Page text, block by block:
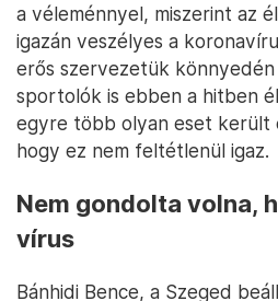
a véleménnyel, miszerint az
igazán veszélyes a
erős szervezetük könnyedén
sportolók is ebben a hitben
egyre több olyan eset került
hogy ez nem feltétlenül igaz.
Nem gondolta volna,
vírus
Bánhidi Bence, a Szeged